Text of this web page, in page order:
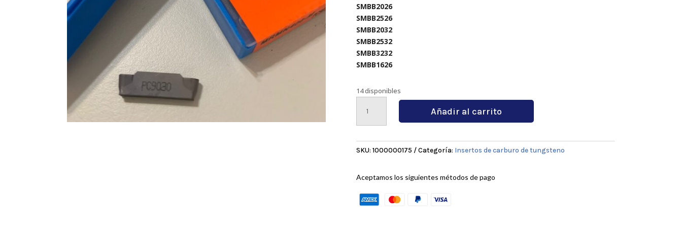
SMBB2026
SMBB2526
SMBB2032
SMBB2532
SMBB3232
SMBB1626
14 disponibles
MPC
9030
Añadir al carrito
SKU: 1000000175 Categoría: Insertos de carburo de tungsteno
Aceptamos los siguientes métodos de pago